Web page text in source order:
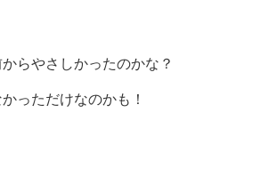
らやさしかったのかな？
っただけなのかも！